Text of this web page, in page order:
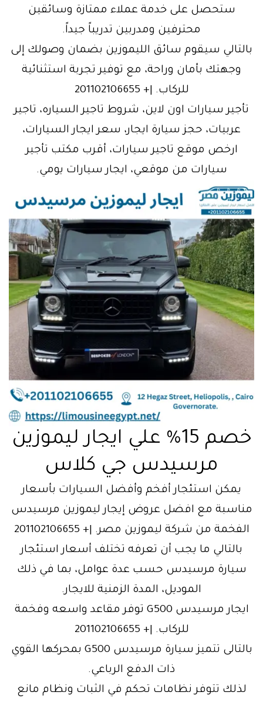
ستحصل على خدمة عملاء ممتازة وسائقين
محترفين ومدربين تدريباً جيداً.
بالتالي سيقوم سائق الليموزين بضمان وصولك إلى
وجهتك بأمان وراحة، مع توفير تجربة استثنائية
للركاب. |+ 201102106655
تأجير سيارات اون لاين، شروط تاجير السياره، تاجير
عربيات، حجز سيارة ايجار، سعر ايجار السيارات،
ارخص موقع تاجير سيارات، أقرب مكتب تأجير
سيارات من موقعي، ايجار سيارات يومي.
خصم 15% علي ايجار ليموزين
مرسيدس جي كلاس
يمكن استئجار أفخم وأفضل السيارات بأسعار
مناسبة مع افضل عروض إيجار ليموزين مرسيدس
الفخمة من شركة ليموزين مصر. |+ 201102106655
بالتالي ما يجب أن تعرفه تختلف أسعار استئجار
سيارة مرسيدس حسب عدة عوامل، بما في ذلك
الموديل، المدة الزمنية للايجار.
ايجار مرسيدس G500 توفر مقاعد واسعه وفخمة
للركاب. |+ 201102106655
بالتالى تتميز سيارة مرسيدس G500 بمحركها القوي
ذات الدفع الرباعي.
لذلك تتوفر نظامات تحكم في الثبات ونظام مانع